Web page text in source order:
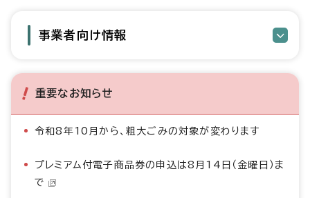
事業者向け情報
重要なお知らせ
令和8年10月から、粗大ごみの対象が変わります
プレミアム付電子商品券の申込は8月14日（金曜日）ま
で